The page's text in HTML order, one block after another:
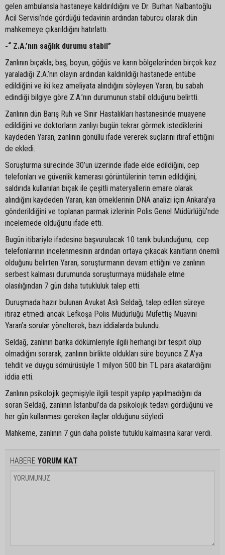
gelen ambulansla hastaneye kaldırıldığını ve Dr. Burhan Nalbantoğlu
Acil Servisi’nde gördüğü tedavinin ardından taburcu olarak dün
mahkemeye çıkarıldığını hatırlattı.
-“ Z.A.’nın sağlık durumu stabil”
Zanlının bıçakla; baş, boyun, göğüs ve karın bölgelerinden birçok kez
yaraladığı Z.A.’nın olayın ardından kaldırıldığı hastanede entübe
edildiğini ve iki kez ameliyata alındığını söyleyen Yaran, bu sabah
edindiği bilgiye göre Z.A.’nın durumunun stabil olduğunu belirtti.
Zanlının dün Barış Ruh ve Sinir Hastalıkları hastanesinde muayene
edildiğini ve doktorların zanlıyı bugün tekrar görmek istediklerini
kaydeden Yaran, zanlının gönüllü ifade vererek suçlarını itiraf ettiğini
de ekledi.
Soruşturma sürecinde 30’un üzerinde ifade elde edildiğini, cep
telefonları ve güvenlik kamerası görüntülerinin temin edildiğini,
saldırıda kullanılan bıçak ile çeşitli materyallerin emare olarak
alındığını kaydeden Yaran, kan örneklerinin DNA analizi için Ankara’ya
gönderildiğini ve toplanan parmak izlerinin Polis Genel Müdürlüğü’nde
incelemede olduğunu ifade etti.
Bugün itibariyle ifadesine başvurulacak 10 tanık bulunduğunu, cep
telefonlarının incelenmesinin ardından ortaya çıkacak kanıtların önemli
olduğunu belirten Yaran, soruşturmanın devam ettiğini ve zanlının
serbest kalması durumunda soruşturmaya müdahale etme
olasılığından 7 gün daha tutukluluk talep etti.
Duruşmada hazır bulunan Avukat Aslı Seldağ, talep edilen süreye
itiraz etmedi ancak Lefkoşa Polis Müdürlüğü Müfettiş Muavini
Yaran’a sorular yönelterek, bazı iddialarda bulundu.
Seldağ, zanlının banka dökümleriyle ilgili herhangi bir tespit olup
olmadığını sorarak, zanlının birlikte oldukları süre boyunca Z.A’ya
tehdit ve duygu sömürüsüyle 1 milyon 500 bin TL para akatardığını
iddia etti.
Zanlının psikolojik geçmişiyle ilgili tespit yapılıp yapılmadığını da
soran Seldağ, zanlının İstanbul’da da psikolojik tedavi gördüğünü ve
her gün kullanması gereken ilaçlar olduğunu söyledi.
Mahkeme, zanlının 7 gün daha poliste tutuklu kalmasına karar verdi.
HABERE YORUM KAT